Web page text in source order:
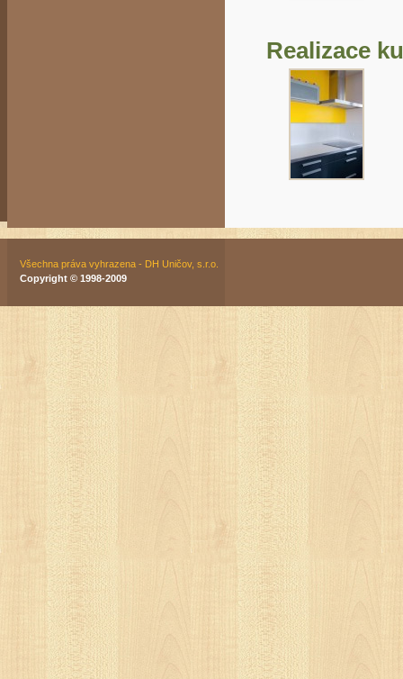
Realizace
Všechna práva vyhrazena - DH Uničov, s.r.o.
Copyright © 1998-2009